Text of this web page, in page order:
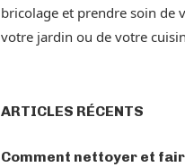
bricolage et prendre soin de
votre jardin ou de votre
ARTICLES RÉCENTS
Comment nettoyer et